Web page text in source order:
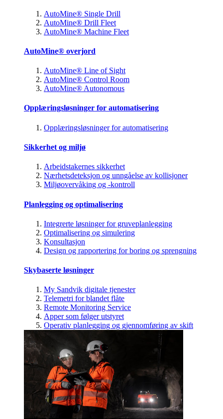
AutoMine® Single Drill
AutoMine® Drill Fleet
AutoMine® Machine Fleet
AutoMine® overjord
AutoMine® Line of Sight
AutoMine® Control Room
AutoMine® Autonomous
Opplæringsløsninger for automatisering
Opplæringsløsninger for automatisering
Sikkerhet og miljø
Arbeidstakernes sikkerhet
Nærhetsdeteksjon og unngåelse av kollisjoner
Miljøovervåking og -kontroll
Planlegging og optimalisering
Integrerte løsninger for gruveplanlegging
Optimalisering og simulering
Konsultasjon
Design og rapportering for boring og sprengning
Skybaserte løsninger
My Sandvik digitale tjenester
Telemetri for blandet flåte
Remote Monitoring Service
Apper som følger utstyret
Operativ planlegging og gjennomføring av skift